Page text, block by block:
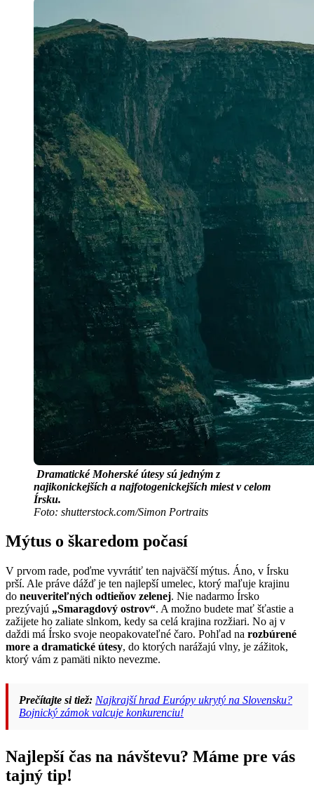
Dramatické Moherské útesy sú jedným z
najikonickejších a najfotogenickejších miest v celom
Írsku.
Foto: shutterstock.com/Simon Portraits
Mýtus o škaredom počasí
V prvom rade, poďme vyvrátiť ten najväčší mýtus. Áno, v Írsku
prší. Ale práve dážď je ten najlepší umelec, ktorý maľuje krajinu
do neuveriteľných odtieňov zelenej. Nie nadarmo Írsko
prezývajú „Smaragdový ostrov“. A možno budete mať šťastie a
zažijete ho zaliate slnkom, kedy sa celá krajina rozžiari. No aj v
daždi má Írsko svoje neopakovateľné čaro. Pohľad na rozbúrené
more a dramatické útesy, do ktorých narážajú vlny, je zážitok,
ktorý vám z pamäti nikto nevezme.
Prečítajte si tiež: Najkrajší hrad Európy ukrytý na Slovensku?
Bojnický zámok valcuje konkurenciu!
Najlepší čas na návštevu? Máme pre vás
tajný tip!